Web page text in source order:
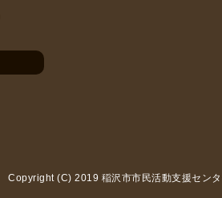
Copyright (C) 2019 稲沢市市民活動支援セン